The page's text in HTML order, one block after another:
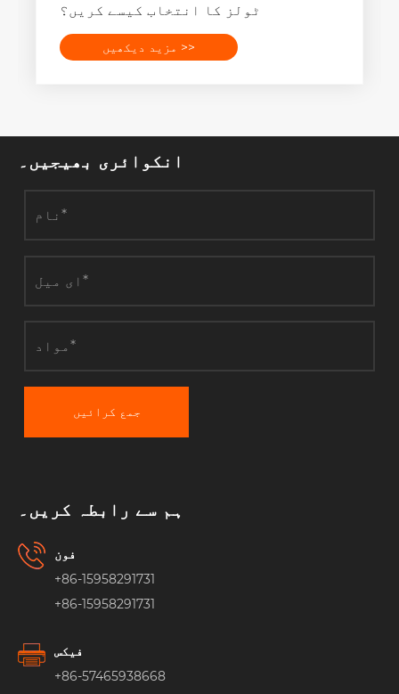
ٹولز کا انتخاب کیسے کریں؟
مزید دیکھیں >>
انکوائری بھیجیں۔
جمع کرائیں
ہم سے رابطہ کریں۔
فون
+86-15958291731
+86-15958291731
فیکس
+86-57465938668